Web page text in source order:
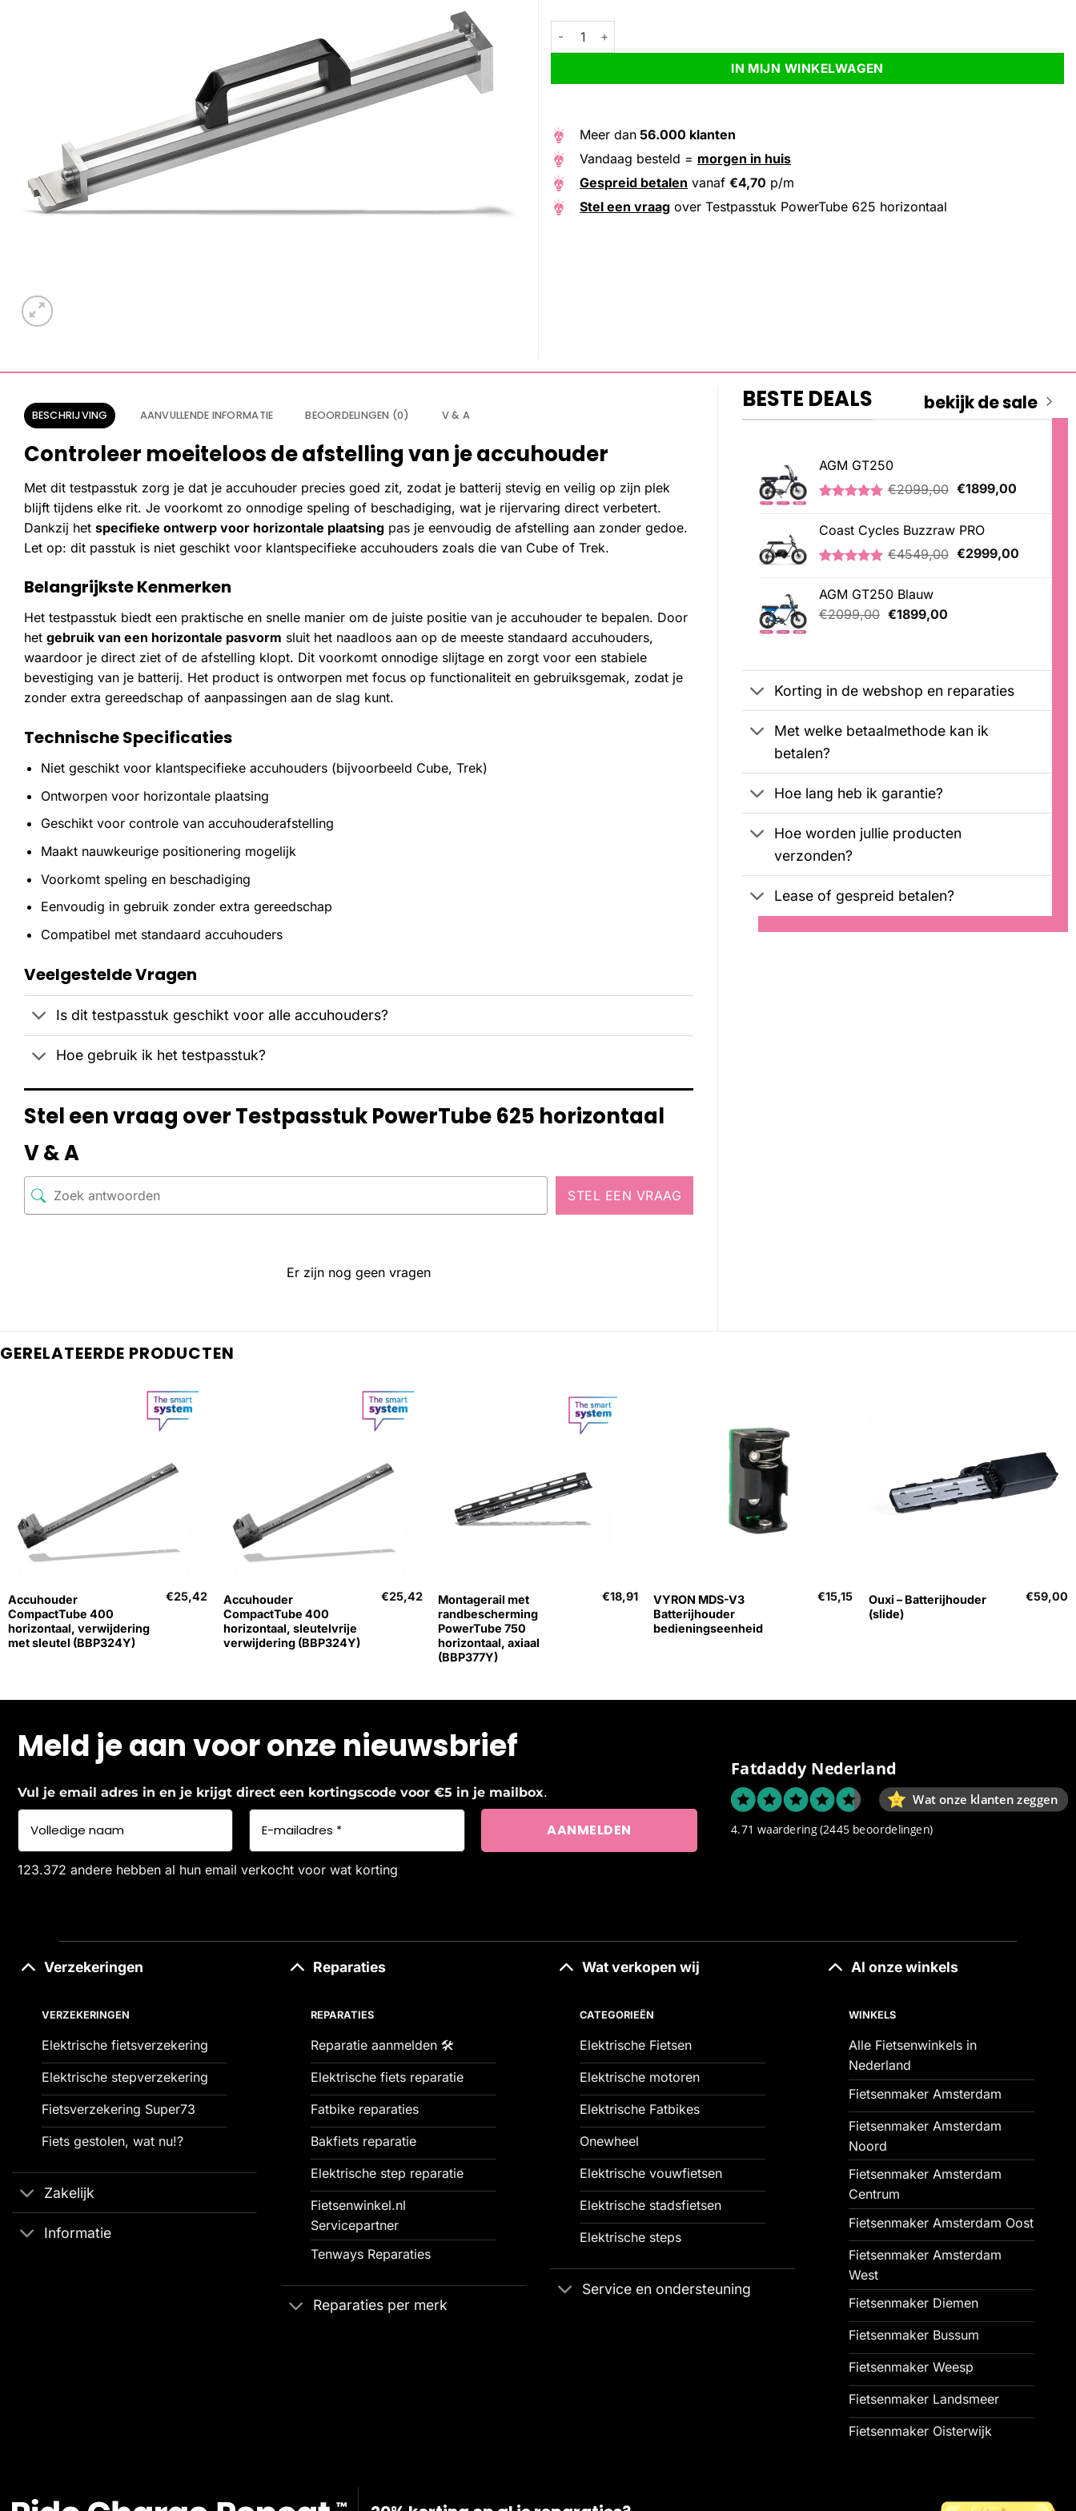
Testpasstuk PowerTube 625 horizontaal aantal
IN MIJN WINKELWAGEN
Alternative:
Meer dan 56.000 klanten
Vandaag besteld = morgen in huis
Gespreid betalen vanaf €4,70 p/m
Stel een vraag over Testpasstuk PowerTube 625 horizontaal
BESCHRIJVING AANVULLENDE INFORMATIE BEOORDELINGEN (0) V & A
Controleer moeiteloos de afstelling van je accuhouder
Met dit testpasstuk zorg je dat je accuhouder precies goed zit, zodat je batterij stevig en veilig op zijn plek
blijft tijdens elke rit. Je voorkomt zo onnodige speling of beschadiging, wat je rijervaring direct verbetert.
Dankzij het specifieke ontwerp voor horizontale plaatsing pas je eenvoudig de afstelling aan zonder gedoe.
Let op: dit passtuk is niet geschikt voor klantspecifieke accuhouders zoals die van Cube of Trek.
Belangrijkste Kenmerken
Het testpasstuk biedt een praktische en snelle manier om de juiste positie van je accuhouder te bepalen. Door
het gebruik van een horizontale pasvorm sluit het naadloos aan op de meeste standaard accuhouders,
waardoor je direct ziet of de afstelling klopt. Dit voorkomt onnodige slijtage en zorgt voor een stabiele
bevestiging van je batterij. Het product is ontworpen met focus op functionaliteit en gebruiksgemak, zodat je
zonder extra gereedschap of aanpassingen aan de slag kunt.
Technische Specificaties
Niet geschikt voor klantspecifieke accuhouders (bijvoorbeeld Cube, Trek)
Ontworpen voor horizontale plaatsing
Geschikt voor controle van accuhouderafstelling
Maakt nauwkeurige positionering mogelijk
Voorkomt speling en beschadiging
Eenvoudig in gebruik zonder extra gereedschap
Compatibel met standaard accuhouders
Veelgestelde Vragen
Is dit testpasstuk geschikt voor alle accuhouders?
Hoe gebruik ik het testpasstuk?
Stel een vraag over Testpasstuk PowerTube 625 horizontaal
V & A
STEL EEN VRAAG
Er zijn nog geen vragen
BESTE DEALS bekijk de sale
AGM GT250
4.76
op 5
gebaseerd
op
klantbeoordelingen
€2099,00 Oorspronkelijke
€2099,00.
€1899,00Huidige
Coast Cycles Buzzraw PRO
5.00 op 5
gebaseerd
op
klantbeoordeling
€4549,00 Oorspronkelijke
€2999,00Huidige
AGM GT250 Blauw
€2099,00 Oorspronkelijke
€1899,00Huidige
Korting in de webshop en reparaties
Met welke betaalmethode kan ik
betalen?
Hoe lang heb ik garantie?
Hoe worden jullie producten
verzonden?
Lease of gespreid betalen?
GERELATEERDE PRODUCTEN
Accuhouder
CompactTube 400
horizontaal, verwijdering
met sleutel (BBP324Y)
€25,42
Accuhouder
CompactTube 400
horizontaal, sleutelvrije
verwijdering (BBP324Y)
€25,42
Montagerail met
randbescherming
PowerTube 750
horizontaal, axiaal
(BBP377Y)
€18,91
VYRON MDS-V3
Batterijhouder
bedieningseenheid
€15,15
Ouxi – Batterijhouder
(slide)
€59,00
Meld je aan voor onze nieuwsbrief
Vul je email adres in en je krijgt direct een kortingscode voor €5 in je mailbox.
123.372 andere hebben al hun email verkocht voor wat korting
Fatdaddy Nederland
Wat onze klanten zeggen
4.71 waardering (2445 beoordelingen)
Verzekeringen
VERZEKERINGEN
Elektrische fietsverzekering
Elektrische stepverzekering
Fietsverzekering Super73
Fiets gestolen, wat nu!?
Zakelijk
Informatie
Reparaties
REPARATIES
Reparatie aanmelden 🛠️
Elektrische fiets reparatie
Fatbike reparaties
Bakfiets reparatie
Elektrische step reparatie
Fietsenwinkel.nl
Servicepartner
Tenways Reparaties
Reparaties per merk
Wat verkopen wij
CATEGORIEËN
Elektrische Fietsen
Elektrische motoren
Elektrische Fatbikes
Onewheel
Elektrische vouwfietsen
Elektrische stadsfietsen
Elektrische steps
Service en ondersteuning
Al onze winkels
WINKELS
Alle Fietsenwinkels in
Nederland
Fietsenmaker Amsterdam
Fietsenmaker Amsterdam
Noord
Fietsenmaker Amsterdam
Centrum
Fietsenmaker Amsterdam Oost
Fietsenmaker Amsterdam
West
Fietsenmaker Diemen
Fietsenmaker Bussum
Fietsenmaker Weesp
Fietsenmaker Landsmeer
Fietsenmaker Oisterwijk